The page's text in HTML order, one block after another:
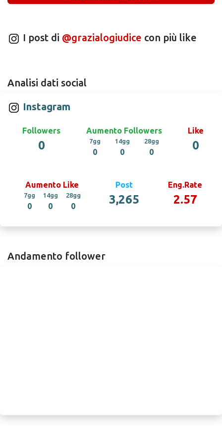
I post di @grazialogiudice con più like
Analisi dati social
Instagram
Followers
0
Aumento Followers
7gg
0
14gg
0
28gg
0
Like
0
Aumento Like
7gg
0
14gg
0
28gg
0
Post
3,265
Eng.Rate
2.57
Andamento follower